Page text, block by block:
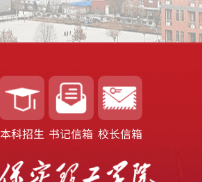
本科招生 书记信箱 校长信箱